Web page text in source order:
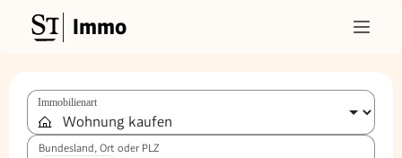
Immo
Immobilienart
Bundesland, Ort oder PLZ